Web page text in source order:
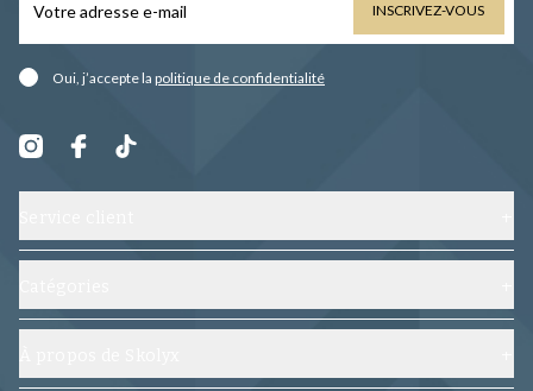
INSCRIVEZ-VOUS
Oui, j’accepte la politique de confidentialité
Contactez-nous
Foire aux questions
Chaussures